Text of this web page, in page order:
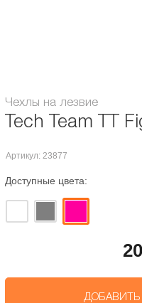
Чехлы на лезвие
Tech Team TT
Артикул: 23877
Доступные цвета: